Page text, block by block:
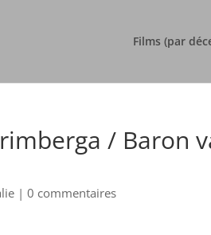
Films (par
/ Baron
|0 commentaires